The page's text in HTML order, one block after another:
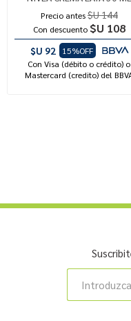
Precio antes$U 144
Con descuento $U 108
$U 92
15%OFF
Con Visa (débito o crédito) o
Mastercard (credito) del